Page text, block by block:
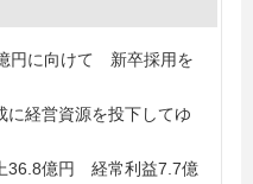
円に向けて 新卒採用を
経営資源を投下してゆ
36.8億円 経常利益7.7億